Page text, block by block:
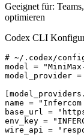
Geeignet für:
optimieren
Codex CLI
# ~/.codex/
model =
model_provider
name =
base_url =
env_key =
wire_api =